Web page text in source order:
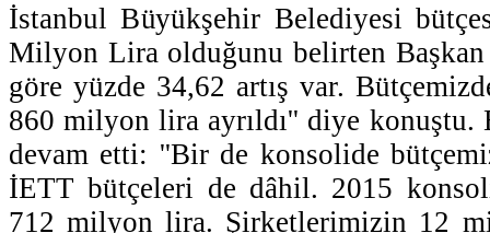
İstanbul Büyükşehir Belediyesi
Milyon Lira olduğunu belirten Başkan
göre yüzde 34,62 artış var.
860 milyon lira ayrıldı'' diye konuştu.
devam etti: ''Bir de konsolide
İETT bütçeleri de dâhil. 2015
712 milyon lira. Şirketlerimizin 12